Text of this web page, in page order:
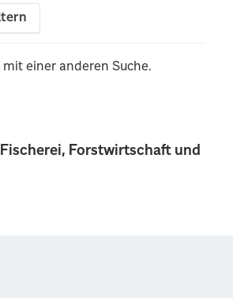
Forstwirtschaft und
mit einer anderen Suche.